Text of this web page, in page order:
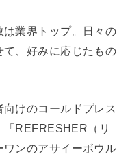
は業界トップ。日々の
、好みに応じたもの
けのコールドプレス
「REFRESHER（リ
ンのアサイーボウル